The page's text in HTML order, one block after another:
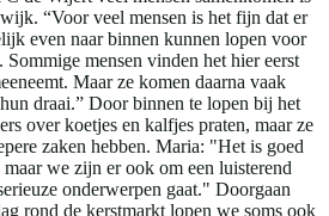
“Voor veel mensen is het fijn dat er
even naar binnen kunnen lopen voor
Sommige mensen vinden het hier eerst
Maar ze komen daarna vaak
draai.” Door binnen te lopen bij het
over koetjes en kalfjes praten, maar ze
zaken hebben. Maria: "Het is goed
we zijn er ook om een luisterend
onderwerpen gaat." Doorgaan
rond de kerstmarkt lopen we soms ook